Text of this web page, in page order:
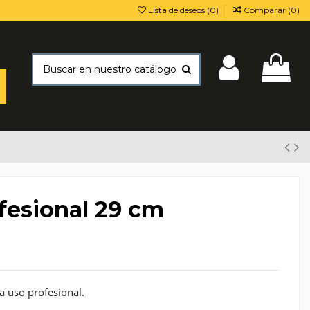
Lista de deseos (0) Comparar (0)
29 cm
uso profesional.